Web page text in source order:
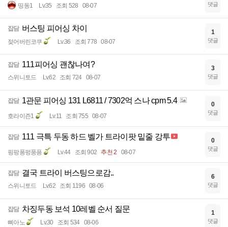
띵동1 Lv.35 조회 528 08-07 댓글
잡담 버스팅 피어싱 차이
젖어버린코쿠 Lv.36 조회 778 08-07
1
댓글
잡담 111피어싱 괜찮나여?
스위니토드 Lv.62 조회 724 08-07
3
댓글
잡담 1관문 피어싱 131 L6811 / 7302억 스나 cpm 5.4
호라이즌1 Lv.11 조회 755 08-07
0
댓글
잡담 111 극특 두동 하드 벨가 트라이팟 밑줄 강투
핑팡퐁펑풍픙 Lv.44 조회 902 추천 2 08-07
0
댓글
잡담 결국 트라이 버스팅으로감..
스위니토드 Lv.62 조회 1196 08-06
6
댓글
잡담 차징두동 보석 10레벨 순서 질문
삐아노 Lv.30 조회 534 08-06
1
댓글